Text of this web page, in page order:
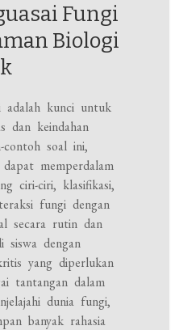
Fungi
Biologi
adalah kunci untuk
dan keindahan
contoh soal ini,
memperdalam
ciri-ciri, klasifikasi,
fungi dengan
secara rutin dan
siswa dengan
yang diperlukan
tantangan dalam
dunia fungi,
banyak rahasia